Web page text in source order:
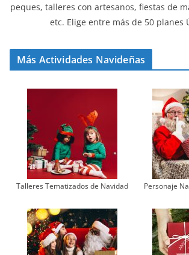
peques, talleres con artesanos, fiestas de
etc. Elige entre más de 50 planes
Más Actividades Navideñas
Talleres Tematizados de Navidad Personaje